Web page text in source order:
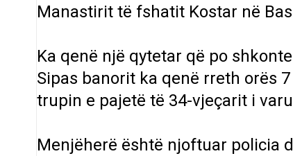
Manastirit të fshatit Kostar në
Ka qenë një qytetar që po
Sipas banorit ka qenë rreth orës
trupin e pajetë të 34-vjeçarit i
Menjëherë është njoftuar policia